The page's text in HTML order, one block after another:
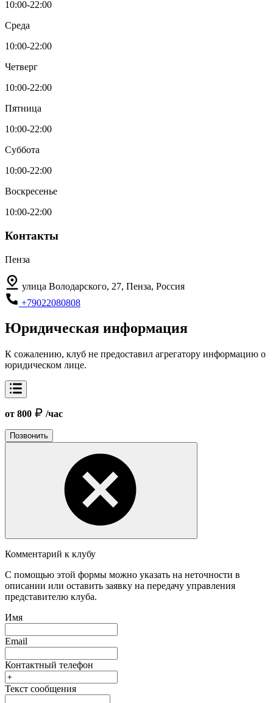
10:00-22:00
Среда
10:00-22:00
Четверг
10:00-22:00
Пятница
10:00-22:00
Суббота
10:00-22:00
Воскресенье
10:00-22:00
Контакты
Пенза
улица Володарского, 27, Пенза, Россия
+79022080808
Юридическая информация
К сожалению, клуб не предоставил агрегатору информацию о
юридическом лице.
от 800 /час
Позвонить
Комментарий к клубу
С помощью этой формы можно указать на неточности в
описании или оставить заявку на передачу управления
представителю клуба.
Имя
Email
Контактный телефон
Текст сообщения